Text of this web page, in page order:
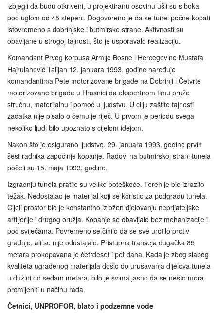
izbjegli da budu otkriveni, u projektiranu osovinu ušli su s boka
pod uglom od 45 stepeni. Dogovoreno je da se tunel počne kopati
istovremeno s dobrinjske i butmirske strane. Aktivnosti su
obavljane u strogoj tajnosti, što je usporavalo realizaciju.
Komandant Prvog korpusa Armije Bosne i Hercegovine Mustafa
Hajrulahović Talijan 12. januara 1993. godine naređuje
komandantima Pete motorizovane brigade na Dobrinji i Četvrte
motorizovane brigade u Hrasnici da ekspertnom timu pruže
stručnu, materijalnu i pomoć u ljudstvu. U cilju zaštite tajnosti
zadatka nije pisalo o čemu je riječ. U prvom je periodu svega
nekoliko ljudi bilo upoznato s cijelom idejom.
Nakon što je osigurano ljudstvo, 29. januara 1993. godine prvih
šest radnika započinje kopanje. Radovi na butmirskoj strani tunela
počeli su 15. maja 1993. godine.
Izgradnju tunela pratile su velike poteškoće. Teren je bio izrazito
težak. Nedostajao je materijal koji se koristio za podgradu tunela.
Cijeli prostor bio je konstantno izložen djelovanju neprijateljske
artiljerije i drugog oružja. Kopanje se obavljalo bez mehanizacije i
pod svijećama. Povremeno se činilo da se sve urotilo protiv
gradnje, ali se nije odustajalo. Pristupna tranšeja dugačka 85
metara prokopavana je četrdeset i pet dana. Kada je zbog slabog
kvaliteta ugrađenog materijala došlo do urušavanja dijelova tunela
u dužini od sedam metara, bilo je svima jasno da se nešto mora
promijeniti u načinu rada.
Četnici, UNPROFOR, blato i podzemne vode